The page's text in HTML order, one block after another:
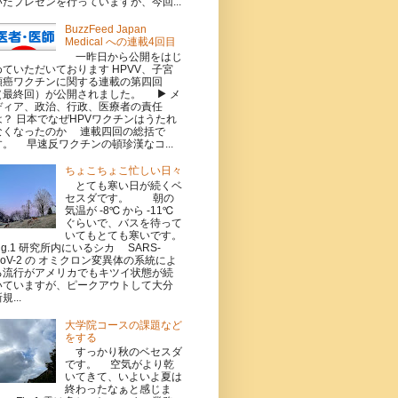
BuzzFeed Japan
Medical への連載4回目
一昨日から公開をはじ
ていただいております HPVV、子宮
癌ワクチンに関する連載の第四回
最終回）が公開されました。 ▶ メ
ィア、政治、行政、医療者の責任
？ 日本でなぜHPVワクチンはうたれ
くなったのか 連載四回の総括で
。 早速反ワクチンの頓珍漢なコ...
ちょこちょこ忙しい日々
とても寒い日が続くベ
セスダです。 朝の
気温が -8℃ から -11℃
ぐらいで、バスを待って
いてもとても寒いです。
研究所内にいるシカ SARS-
2 の オミクロン変異体の系統によ
流行がアメリカでもキツイ状態が続
ていますが、ピークアウトして大分
...
大学院コースの課題など
をする
すっかり秋のベセスダ
です。 空気がより乾
いてきて、いよいよ夏は
終わったなぁと感じま